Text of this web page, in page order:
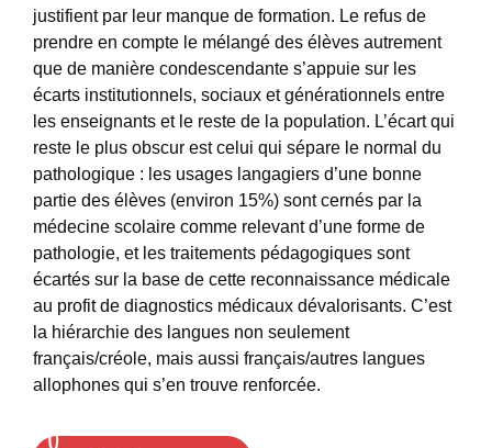
justifient par leur manque de formation. Le refus de
prendre en compte le mélangé des élèves autrement
que de manière condescendante s’appuie sur les
écarts institutionnels, sociaux et générationnels entre
les enseignants et le reste de la population. L’écart qui
reste le plus obscur est celui qui sépare le normal du
pathologique : les usages langagiers d’une bonne
partie des élèves (environ 15%) sont cernés par la
médecine scolaire comme relevant d’une forme de
pathologie, et les traitements pédagogiques sont
écartés sur la base de cette reconnaissance médicale
au profit de diagnostics médicaux dévalorisants. C’est
la hiérarchie des langues non seulement
français/créole, mais aussi français/autres langues
allophones qui s’en trouve renforcée.